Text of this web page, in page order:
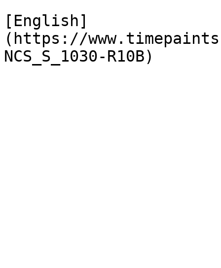
[English]
(https://
NCS_S_1030-R10B)